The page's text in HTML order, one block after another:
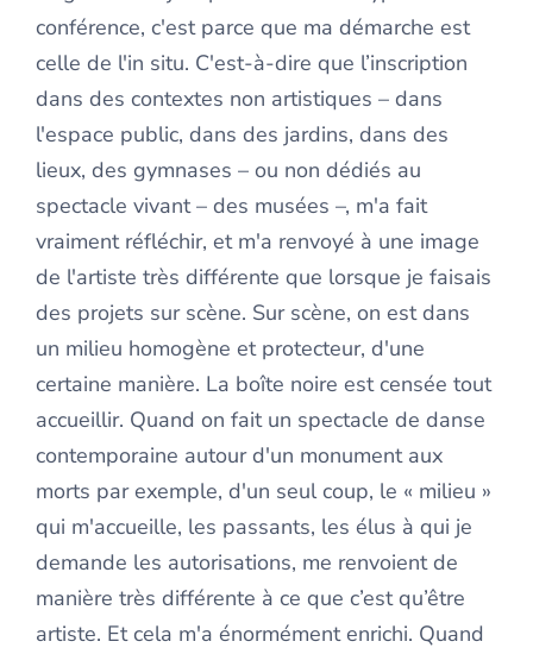
conférence, c'est parce que ma démarche est
celle de l'in situ. C'est-à-dire que l’inscription
dans des contextes non artistiques – dans
l'espace public, dans des jardins, dans des
lieux, des gymnases – ou non dédiés au
spectacle vivant – des musées –, m'a fait
vraiment réfléchir, et m'a renvoyé à une image
de l'artiste très différente que lorsque je faisais
des projets sur scène. Sur scène, on est dans
un milieu homogène et protecteur, d'une
certaine manière. La boîte noire est censée tout
accueillir. Quand on fait un spectacle de danse
contemporaine autour d'un monument aux
morts par exemple, d'un seul coup, le « milieu »
qui m'accueille, les passants, les élus à qui je
demande les autorisations, me renvoient de
manière très différente à ce que c’est qu’être
artiste. Et cela m'a énormément enrichi. Quand